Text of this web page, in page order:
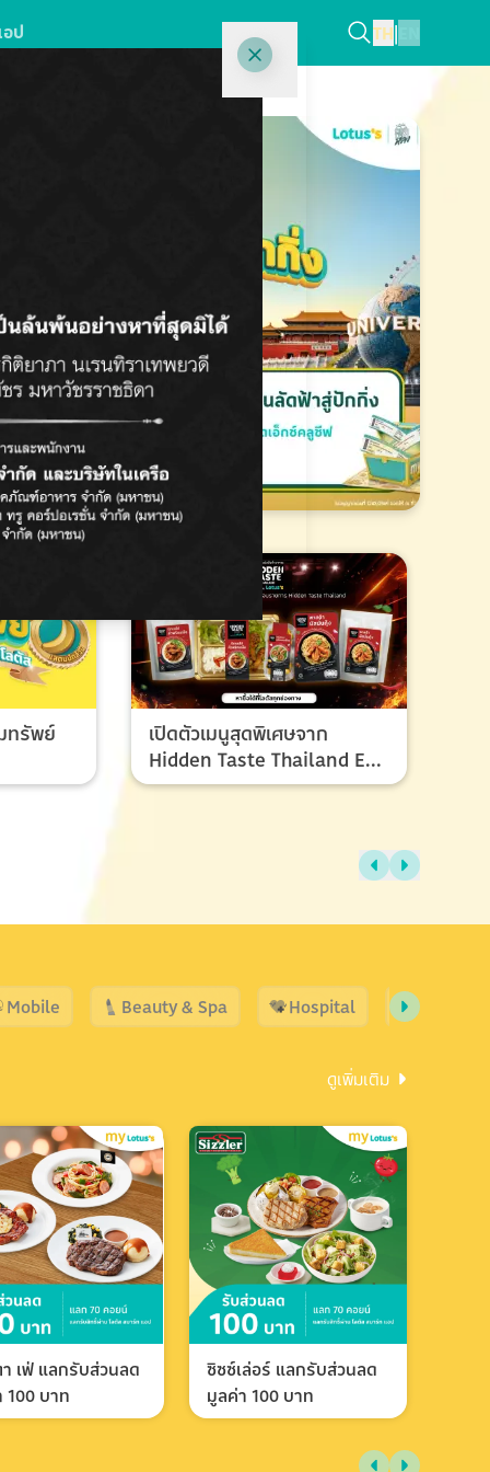
ป TH|
ทรัพย์
เปิดตัวเมนูสุดพิเศษจาก
Hidden Taste Thailand EP
8 เมนูของผู้ชนะและรองชนะ
กร
Mobile Beauty & Spa Hospital Shopping
ดูเพิ่มเติม
เฟ่ แลกรับส่วนลด
100 บาท
ซิซซ์เล่อร์ แลกรับส่วนลด
มูลค่า 100 บาท